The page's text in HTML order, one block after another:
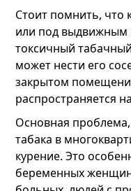
Стоит помнить, что
или под выдвижным
токсичный
может нести его
закрытом
распространяется
Основная
табака в
курение. Это
беременных